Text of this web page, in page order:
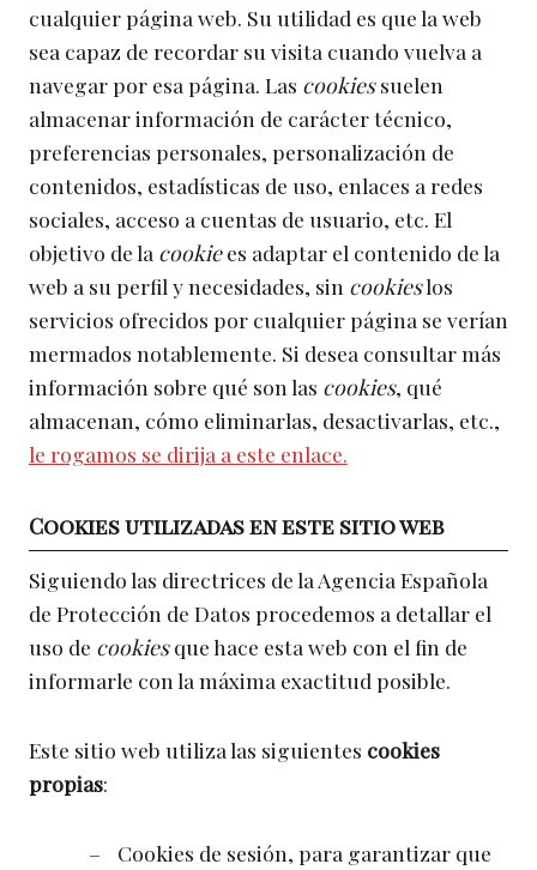
cualquier página web. Su utilidad es que la web
sea capaz de recordar su visita cuando vuelva a
navegar por esa página. Las cookiessuelen
almacenar información de carácter técnico,
preferencias personales, personalización de
contenidos, estadísticas de uso, enlaces a redes
sociales, acceso a cuentas de usuario, etc. El
objetivo de la cookiees adaptar el contenido de la
web a su perfil y necesidades, sin cookieslos
servicios ofrecidos por cualquier página se verían
mermados notablemente. Si desea consultar más
información sobre qué son las cookies, qué
almacenan, cómo eliminarlas, desactivarlas, etc.,
le rogamos se dirija a este enlace.
Cookies utilizadas en este sitio web
Siguiendo las directrices de la Agencia Española
de Protección de Datos procedemos a detallar el
uso de cookiesque hace esta web con el fin de
informarle con la máxima exactitud posible.
Este sitio web utiliza las siguientes cookies
propias:
Cookies de sesión, para garantizar que